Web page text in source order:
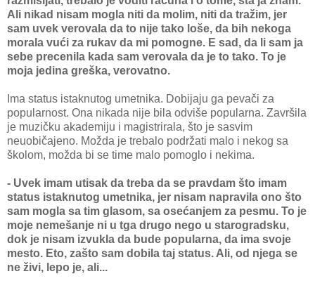
Ali nikad nisam mogla niti da molim, niti da tražim, jer
sam uvek verovala da to nije tako loše, da bih nekoga
morala vući za rukav da mi pomogne. E sad, da li sam ja
sebe precenila kada sam verovala da je to tako. To je
moja jedina greška, verovatno.
Ima status istaknutog umetnika. Dobijaju ga pevači za
popularnost. Ona nikada nije bila odviše popularna. Završila
je muzičku akademiju i magistrirala, što je sasvim
neuobičajeno. Možda je trebalo podržati malo i nekog sa
školom, možda bi se time malo pomoglo i nekima.
- Uvek imam utisak da treba da se pravdam što imam
status istaknutog umetnika, jer nisam napravila ono što
sam mogla sa tim glasom, sa osećanjem za pesmu. To je
moje nemešanje ni u tga drugo nego u starogradsku,
dok je nisam izvukla da bude popularna, da ima svoje
mesto. Eto, zašto sam dobila taj status. Ali, od njega se
ne živi, lepo je, ali...